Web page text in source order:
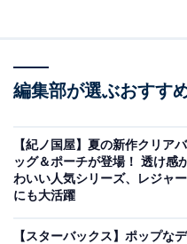
にかわいいペーパーバッ
「ドリンクチケット」は
計3枚まで使用可能です
編集部が選ぶおすす
【紀ノ国屋】夏の新作クリアバ
ッグ＆ポーチが登場！ 透け感
わいい人気シリーズ、レジャー
にも大活躍
【スターバックス】ポップなデ